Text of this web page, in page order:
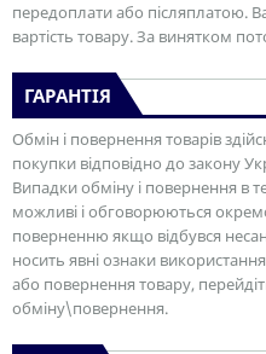
передоплати або післяплатою.
вартість товару. За винятком
ГАРАНТІЯ
Обмін і повернення товарів
покупки відповідно до закону
Випадки обміну і повернення в
можливі і обговорюються
поверненню якщо відбувся
носить явні ознаки
або повернення товару,
обміну\повернення.